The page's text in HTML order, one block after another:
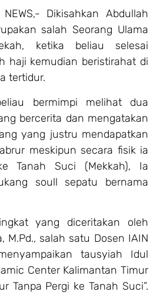
NEWS,- Dikisahkan Abdullah
salah Seorang Ulama
ketika beliau selesai
haji kemudian beristirahat di
tertidur.
bermimpi melihat dua
bercerita dan mengatakan
yang justru mendapatkan
meskipun secara fisik ia
Tanah Suci (Mekkah), Ia
soull sepatu bernama
yang diceritakan oleh
M.Pd., salah satu Dosen IAIN
tausyiah Idul
Center Kalimantan Timur
Tanpa Pergi ke Tanah Suci”.